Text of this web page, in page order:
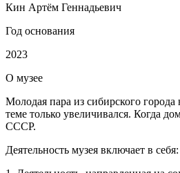
Кин Артём Геннадьевич
Год основания
2023
О музее
Молодая пара из сибирского
теме только увеличивался. Когда
СССР.
Деятельность музея включает в себя: